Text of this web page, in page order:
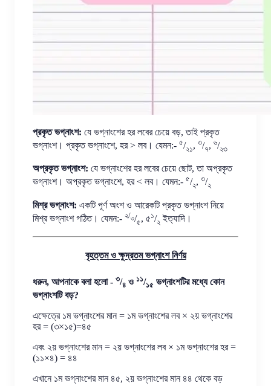
প্রকৃত ভগ্নাংশ: যে ভগ্নাংশের হর লবের চেয়ে বড়, তাই প্রকৃত
ভগ্নাংশ। প্রকৃত ভগ্নাংশে, হর > লব। যেমন:- ৫/২১, ৩/৭, ৬/২৩
অপ্রকৃত ভগ্নাংশ: যে ভগ্নাংশের হর লবের চেয়ে ছোট, তা অপ্রকৃত
ভগ্নাংশ। অপ্রকৃত ভগ্নাংশে, হর < লব। যেমন:- ৫/২, ৩/২
মিশ্র ভগ্নাংশ: একটি পূর্ণ অংশ ও আরেকটি প্রকৃত ভগ্নাংশ নিয়ে
মিশ্র ভগ্নাংশ গঠিত। যেমন:- ২/৩/৫, ৫১/২ ইত্যাদি।
বৃহত্তম ও ক্ষুদ্রতম ভগ্নাংশ নির্ণয়
ধরুন, আপনাকে বলা হলো - ৩/৪ ও ১১/১৫ ভগ্নাংশটির মধ্যে কোন
ভগ্নাংশটি বড়?
এক্ষেত্রে ১ম ভগ্নাংশের মান = ১ম ভগ্নাংশের লব × ২য় ভগ্নাংশের
হর = (৩×১৫)=৪৫
এবং ২য় ভগ্নাংশের মান = ২য় ভগ্নাংশের লব × ১ম ভগ্নাংশের হর =
(১১×৪) = ৪৪
এখানে ১ম ভগ্নাংশের মান ৪৫, ২য় ভগ্নাংশের মান ৪৪ থেকে বড়